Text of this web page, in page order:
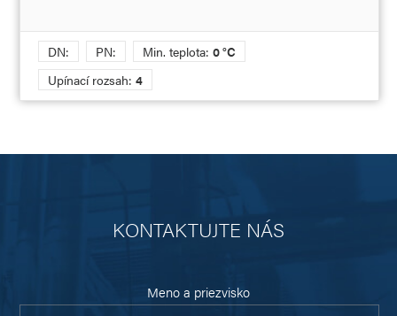
DN: PN: Min. teplota:0 °C
Upínací rozsah:4
KONTAKTUJTE NÁS
Meno a priezvisko